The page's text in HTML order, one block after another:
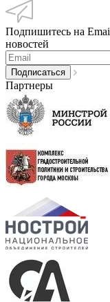
Подпишитесь на
новостей
Партнеры